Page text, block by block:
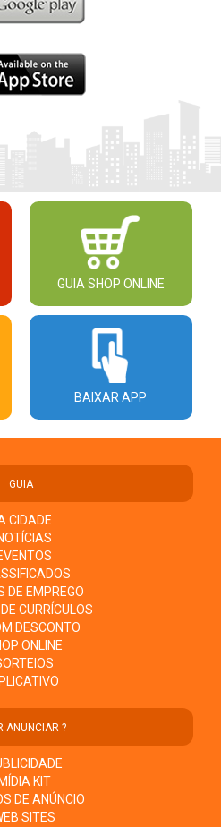
GUIA SHOP ONLINE
BAIXAR APP
GUIA
CIDADE
DE EMPREGO
CURRÍCULOS
DESCONTO
ONLINE
ANUNCIAR ?
KIT
DE ANÚNCIO
SITES